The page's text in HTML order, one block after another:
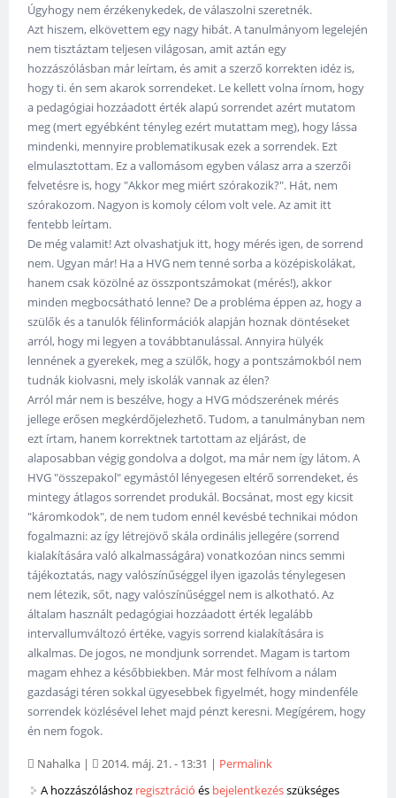
Úgyhogy nem érzékenykedek, de válaszolni szeretnék.
Azt hiszem, elkövettem egy nagy hibát. A tanulmányom legelején
nem tisztáztam teljesen világosan, amit aztán egy
hozzászólásban már leírtam, és amit a szerző korrekten idéz is,
hogy ti. én sem akarok sorrendeket. Le kellett volna írnom, hogy
a pedagógiai hozzáadott érték alapú sorrendet azért mutatom
meg (mert egyébként tényleg ezért mutattam meg), hogy lássa
mindenki, mennyire problematikusak ezek a sorrendek. Ezt
elmulasztottam. Ez a vallomásom egyben válasz arra a szerzői
felvetésre is, hogy "Akkor meg miért szórakozik?". Hát, nem
szórakozom. Nagyon is komoly célom volt vele. Az amit itt
fentebb leírtam.
De még valamit! Azt olvashatjuk itt, hogy mérés igen, de sorrend
nem. Ugyan már! Ha a HVG nem tenné sorba a középiskolákat,
hanem csak közölné az összpontszámokat (mérés!), akkor
minden megbocsátható lenne? De a probléma éppen az, hogy a
szülők és a tanulók félinformációk alapján hoznak döntéseket
arról, hogy mi legyen a továbbtanulással. Annyira hülyék
lennének a gyerekek, meg a szülők, hogy a pontszámokból nem
tudnák kiolvasni, mely iskolák vannak az élen?
Arról már nem is beszélve, hogy a HVG módszerének mérés
jellege erősen megkérdőjelezhető. Tudom, a tanulmányban nem
ezt írtam, hanem korrektnek tartottam az eljárást, de
alaposabban végig gondolva a dolgot, ma már nem így látom. A
HVG "összepakol" egymástól lényegesen eltérő sorrendeket, és
mintegy átlagos sorrendet produkál. Bocsánat, most egy kicsit
"káromkodok", de nem tudom ennél kevésbé technikai módon
fogalmazni: az így létrejövő skála ordinális jellegére (sorrend
kialakítására való alkalmasságára) vonatkozóan nincs semmi
tájékoztatás, nagy valószínűséggel ilyen igazolás ténylegesen
nem létezik, sőt, nagy valószínűséggel nem is alkotható. Az
általam használt pedagógiai hozzáadott érték legalább
intervallumváltozó értéke, vagyis sorrend kialakítására is
alkalmas. De jogos, ne mondjunk sorrendet. Magam is tartom
magam ehhez a későbbiekben. Már most felhívom a nálam
gazdasági téren sokkal ügyesebbek figyelmét, hogy mindenféle
sorrendek közlésével lehet majd pénzt keresni. Megígérem, hogy
én nem fogok.
Nahalka | 2014. máj. 21. - 13:31 | Permalink
A hozzászóláshoz regisztráció és bejelentkezésszükséges